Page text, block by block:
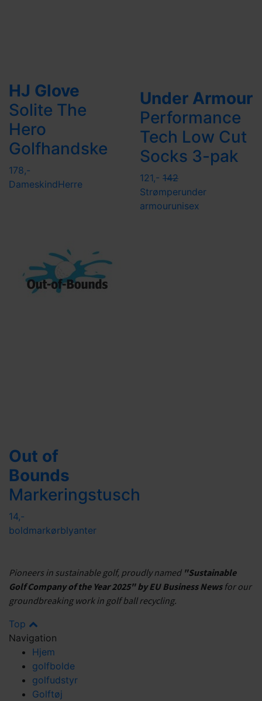
HJ Glove
Solite The
Hero
Golfhandske
178,-
DameskindHerre
Under Armour
Performance
Tech Low Cut
Socks 3-pak
121,- 142
Strømperunder
armourunisex
Out of
Bounds
Markeringstusch
14,-
boldmarkørblyanter
Pioneers in sustainable golf, proudly named "Sustainable
Golf Company of the Year 2025" by EU Business Newsfor our
groundbreaking work in golf ball recycling.
Top
Navigation
Hjem
golfbolde
golfudstyr
Golftøj